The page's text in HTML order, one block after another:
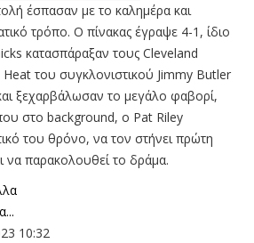
έσπασαν με το καλημέρα και
τρόπο. Ο πίνακας έγραψε 4-1, ίδιο
κατασπάραξαν τους Cleveland
Heat του συγκλονιστικού Jimmy Butler
ξεχαρβάλωσαν το μεγάλο φαβορί,
στο background, o Pat Riley
του θρόνο, να τον στήνει πρώτη
να παρακολουθεί το δράμα.
10:32